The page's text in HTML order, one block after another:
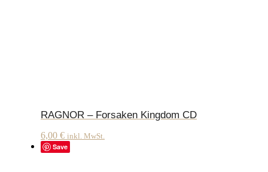
RAGNOR – Forsaken Kingdom CD
6,00 € inkl. MwSt.
Save